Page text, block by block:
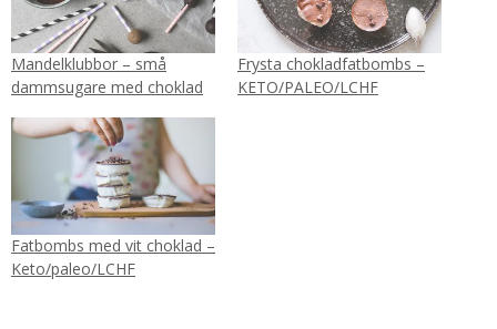
Mandelklubbor – små
dammsugare med choklad
Frysta chokladfatbombs –
KETO/PALEO/LCHF
Fatbombs med vit choklad –
Keto/paleo/LCHF